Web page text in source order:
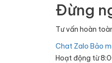
Đừng
Tư vấn hoàn
Chat Zalo Bảo
Hoạt động từ